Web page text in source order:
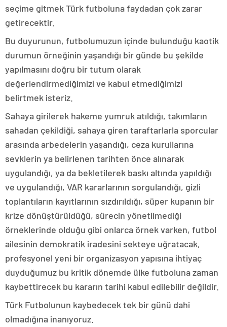
seçime gitmek Türk futboluna faydadan çok zarar
getirecektir.
Bu duyurunun, futbolumuzun içinde bulunduğu kaotik
durumun örneğinin yaşandığı bir günde bu şekilde
yapılmasını doğru bir tutum olarak
değerlendirmediğimizi ve kabul etmediğimizi
belirtmek isteriz.
Sahaya girilerek hakeme yumruk atıldığı, takımların
sahadan çekildiği, sahaya giren taraftarlarla sporcular
arasında arbedelerin yaşandığı, ceza kurullarına
sevklerin ya belirlenen tarihten önce alınarak
uygulandığı, ya da bekletilerek baskı altında yapıldığı
ve uygulandığı, VAR kararlarının sorgulandığı, gizli
toplantıların kayıtlarının sızdırıldığı, süper kupanın bir
krize dönüştürüldüğü, sürecin yönetilmediği
örneklerinde olduğu gibi onlarca örnek varken, futbol
ailesinin demokratik iradesini sekteye uğratacak,
profesyonel yeni bir organizasyon yapısına ihtiyaç
duyduğumuz bu kritik dönemde ülke futboluna zaman
kaybettirecek bu kararın tarihi kabul edilebilir değildir.
Türk Futbolunun kaybedecek tek bir günü dahi
olmadığına inanıyoruz.